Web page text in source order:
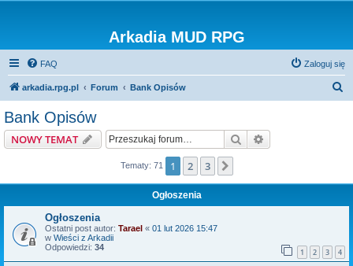
Arkadia MUD RPG
FAQ Zaloguj się
arkadia.rpg.pl Forum Bank Opisów
Bank Opisów
NOWY TEMAT Szukaj
Tematy: 71 1 2 3
Ogłoszenia
Ogłoszenia
Ostatni post autor: Tarael « 01 lut 2026 15:47
w Wieści z Arkadii
Odpowiedzi: 34 1 2 3 4